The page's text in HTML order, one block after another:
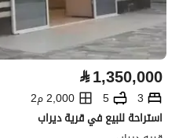
⃁1,350,000
3
5
2,000 م2
استراحة للبيع في قرية ديراب